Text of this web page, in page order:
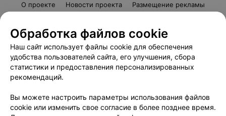
О проекте Новости проекта
Размещение рекламы
Пользовательское соглашение
Способы оплаты
Вакансии
Партнеры
Написать руководителю 103.by
Обработка персональных данных
Обработка файлов cookie
Наш сайт использует файлы cookie для обеспечения
удобства пользователей сайта, его улучшения, сбора
статистики и предоставления персонализированных
рекомендаций.
Вы можете настроить параметры использования файлов
cookie или изменить свое согласие в более позднее время.